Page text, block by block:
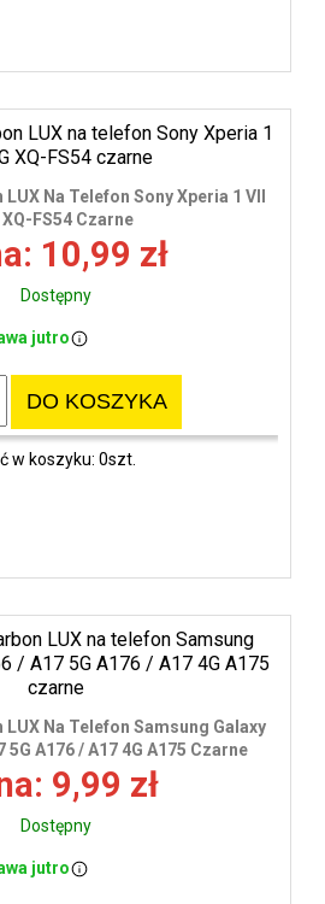
Na Telefon Sony Xperia 1 VII
XQ-FS54 Czarne
10,99 zł
Dostępny
jutro
DO KOSZYKA
w koszyku: 0szt.
LUX Na Telefon Samsung Galaxy
5G A176 / A17 4G A175 Czarne
9,99 zł
Dostępny
jutro